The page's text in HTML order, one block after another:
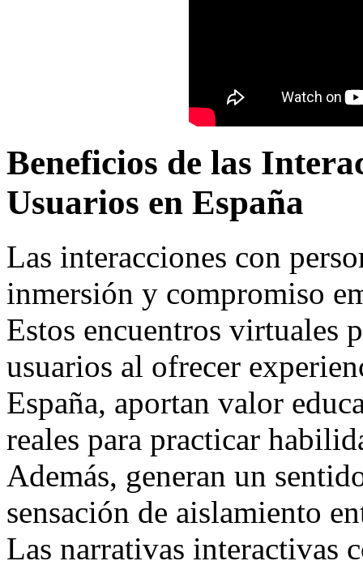
Beneficios de las
Usuarios en España
Las interacciones con
inmersión y compromiso
Estos encuentros virtuales
usuarios al ofrecer
España, aportan valor
reales para practicar
Además, generan un
sensación de aislamiento
Las narrativas interactivas